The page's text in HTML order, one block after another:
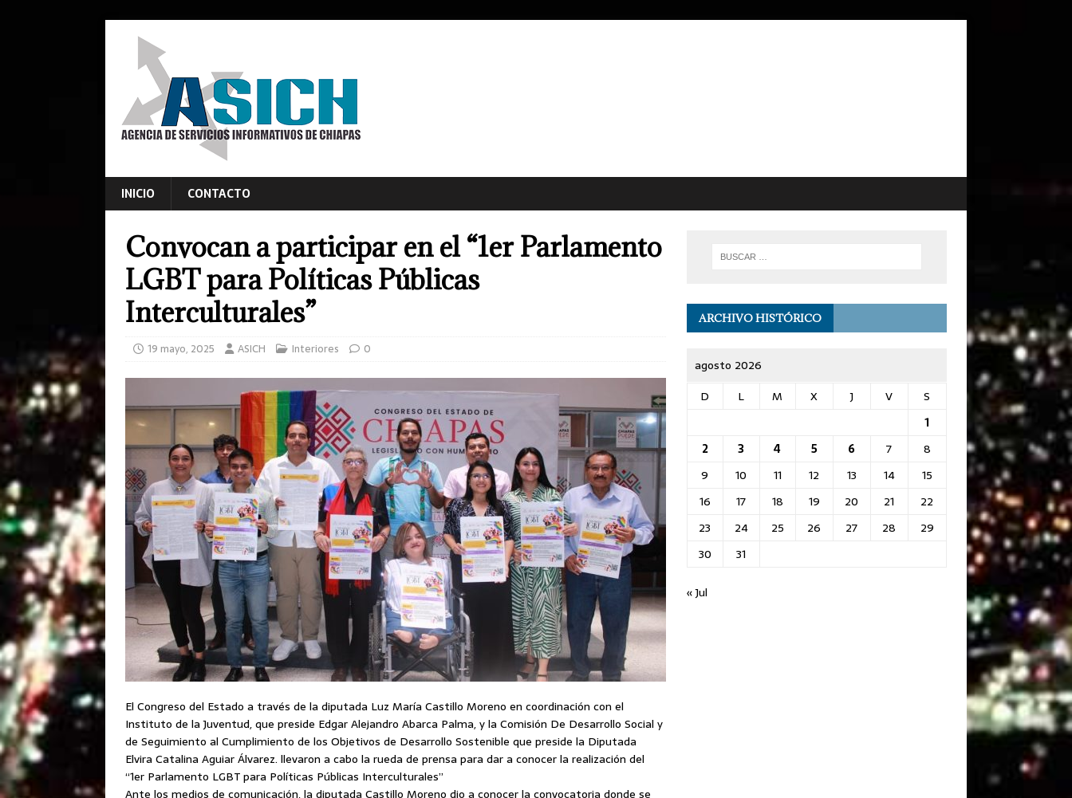
INICIO CONTACTO
Convocan a participar en el “1er Parlamento
LGBT para Políticas Públicas
Interculturales”
19 mayo, 2025 ASICH Interiores 0
El Congreso del Estado a través de la diputada Luz María Castillo Moreno en coordinación con el
Instituto de la Juventud, que preside Edgar Alejandro Abarca Palma, y la Comisión De Desarrollo Social y
de Seguimiento al Cumplimiento de los Objetivos de Desarrollo Sostenible que preside la Diputada
Elvira Catalina Aguiar Álvarez. llevaron a cabo la rueda de prensa para dar a conocer la realización del
“1er Parlamento LGBT para Políticas Públicas Interculturales”
Ante los medios de comunicación, la diputada Castillo Moreno dio a conocer la convocatoria donde se
ARCHIVO HISTÓRICO
agosto 2026
D
L M X J V
S
1
2
3 4 5 6 7
8
9
10 11 12 13 14
15
16
17 18 19 20 21
22
23
24 25 26 27 28
29
30
31
« Jul